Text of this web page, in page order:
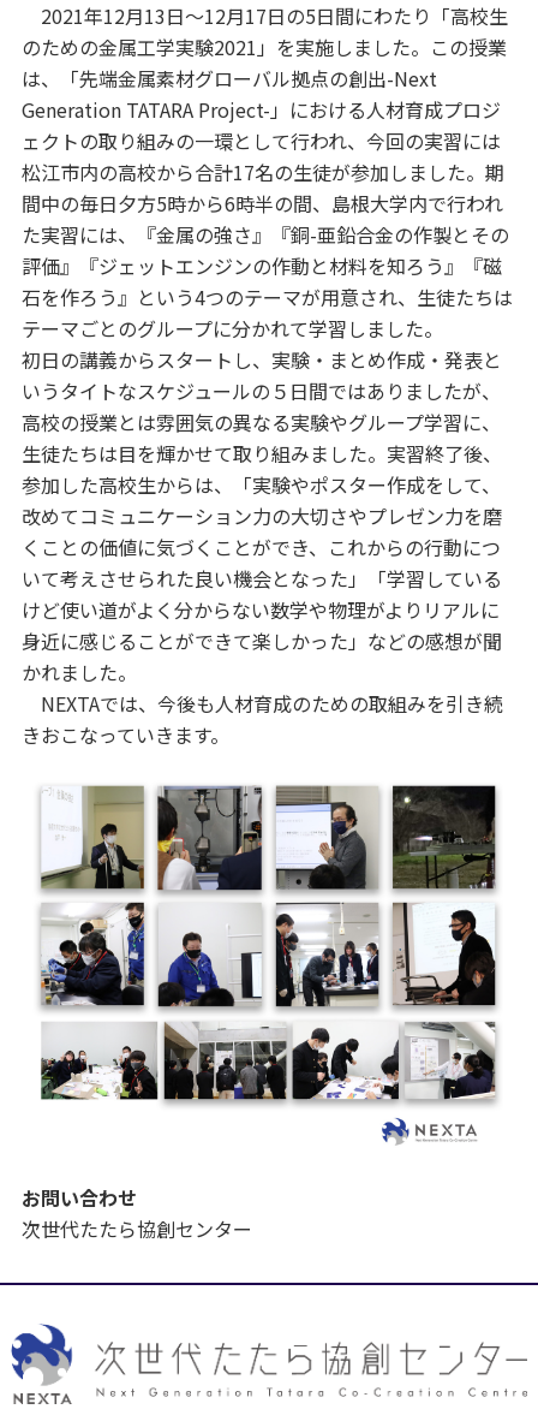
2021年12月13日～12月17日の5日間にわたり「高校生
のための金属工学実験2021」を実施しました。この授業
は、「先端金属素材グローバル拠点の創出-Next
Generation TATARA Project-」における人材育成プロジ
ェクトの取り組みの一環として行われ、今回の実習には
松江市内の高校から合計17名の生徒が参加しました。期
間中の毎日夕方5時から6時半の間、島根大学内で行われ
た実習には、『金属の強さ』『銅-亜鉛合金の作製とその
評価』『ジェットエンジンの作動と材料を知ろう』『磁
石を作ろう』という4つのテーマが用意され、生徒たちは
テーマごとのグループに分かれて学習しました。
初日の講義からスタートし、実験・まとめ作成・発表と
いうタイトなスケジュールの５日間ではありましたが、
高校の授業とは雰囲気の異なる実験やグループ学習に、
生徒たちは目を輝かせて取り組みました。実習終了後、
参加した高校生からは、「実験やポスター作成をして、
改めてコミュニケーション力の大切さやプレゼン力を磨
くことの価値に気づくことができ、これからの行動につ
いて考えさせられた良い機会となった」「学習している
けど使い道がよく分からない数学や物理がよりリアルに
身近に感じることができて楽しかった」などの感想が聞
かれました。
NEXTAでは、今後も人材育成のための取組みを引き続
きおこなっていきます。
お問い合わせ
次世代たたら協創センター